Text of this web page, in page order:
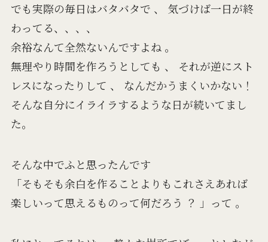
でも実際の毎日はバタバタで 、 気づけば一日が終
わってる、、、、
余裕なんて全然ないんですよね 。
無理やり時間を作ろうとしても 、 それが逆にスト
レスになったりして 、 なんだかうまくいかない！
そんな自分にイライラするような日が続いてまし
た。
そんな中でふと思ったんです
「そもそも余白を作ることよりもこれさえあれば
楽しいって思えるものって何だろう ？ 」って 。